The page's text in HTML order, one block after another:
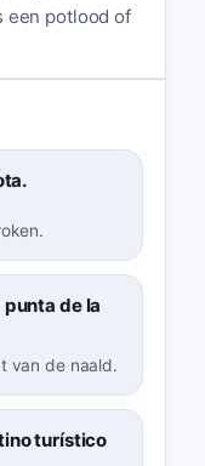
een potlood of
de la
van de naald.
turístico